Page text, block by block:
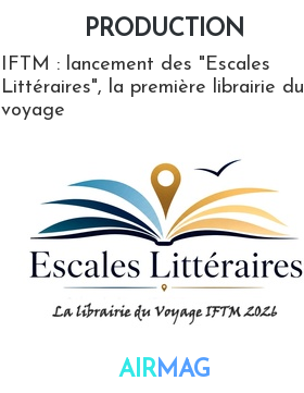
PRODUCTION
IFTM : lancement des "Escales
Littéraires", la première librairie du
voyage
AIRMAG